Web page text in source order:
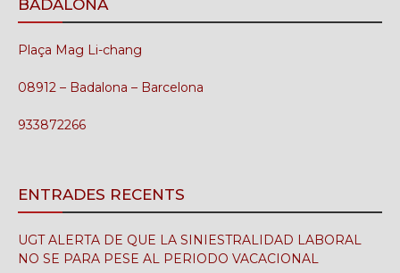
BADALONA
Plaça Mag Li-chang
08912 – Badalona – Barcelona
933872266
ENTRADES RECENTS
UGT ALERTA DE QUE LA SINIESTRALIDAD LABORAL
NO SE PARA PESE AL PERIODO VACACIONAL